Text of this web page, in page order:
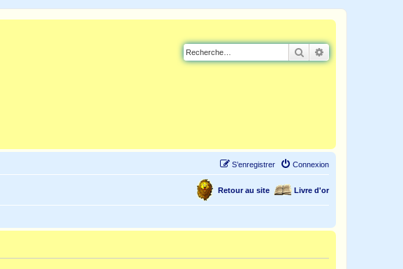
Rechercher
Connexion
S’enregistrer
Livre d'or
Retour au site